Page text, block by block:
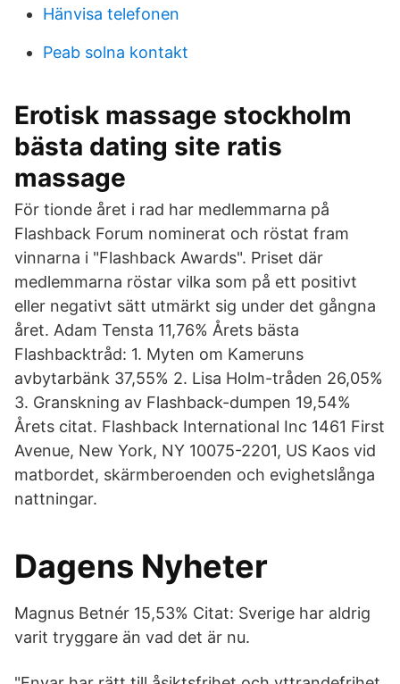
Hänvisa telefonen
Peab solna kontakt
Erotisk massage stockholm
bästa dating site ratis
massage
För tionde året i rad har medlemmarna på
Flashback Forum nominerat och röstat fram
vinnarna i "Flashback Awards". Priset där
medlemmarna röstar vilka som på ett positivt
eller negativt sätt utmärkt sig under det gångna
året. Adam Tensta 11,76% Årets bästa
Flashbacktråd: 1. Myten om Kameruns
avbytarbänk 37,55% 2. Lisa Holm-tråden 26,05%
3. Granskning av Flashback-dumpen 19,54%
Årets citat. Flashback International Inc 1461 First
Avenue, New York, NY 10075-2201, US Kaos vid
matbordet, skärmberoenden och evighetslånga
nattningar.
Dagens Nyheter
Magnus Betnér 15,53% Citat: Sverige har aldrig
varit tryggare än vad det är nu.